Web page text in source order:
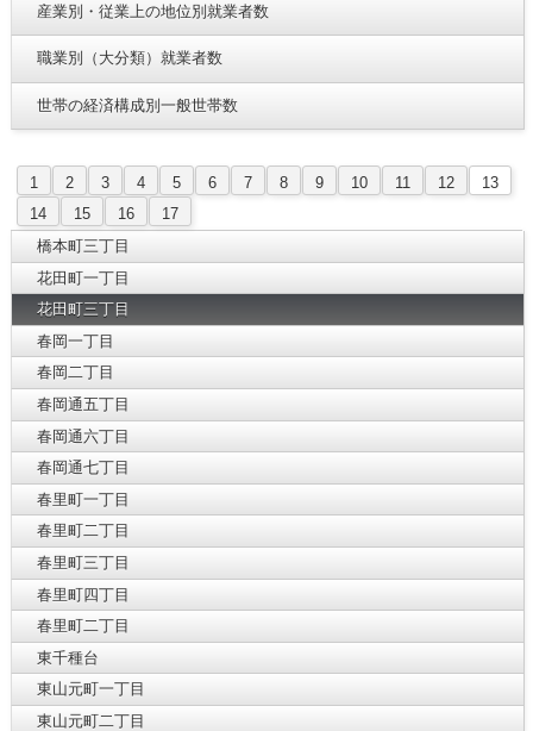
産業別・従業上の地位別就業者数
職業別（大分類）就業者数
世帯の経済構成別一般世帯数
1 2 3 4 5 6 7 8 9 10 11 12
13
14
15 16
17
橋本町三丁目
花田町一丁目
花田町三丁目
春岡一丁目
春岡二丁目
春岡通五丁目
春岡通六丁目
春岡通七丁目
春里町一丁目
春里町二丁目
春里町三丁目
春里町四丁目
春里町二丁目
東千種台
東山元町一丁目
東山元町二丁目